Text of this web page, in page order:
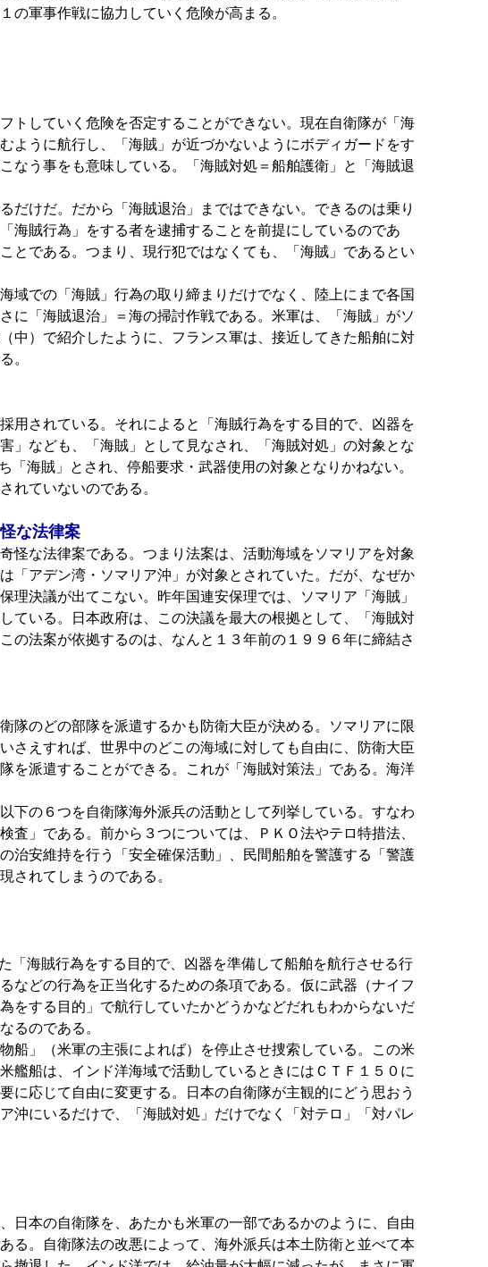
軍事作戦に協力していく危険が高まる。
していく危険を否定することができない。現在自衛隊が「海
ように航行し、「海賊」が近づかないようにボディガードをす
なう事をも意味している。「海賊対処＝船舶護衛」と「海賊退
けだ。だから「海賊退治」まではできない。できるのは乗り
海賊行為」をする者を逮捕することを前提にしているのであ
とである。つまり、現行犯ではなくても、「海賊」であるとい
での「海賊」行為の取り締まりだけでなく、陸上にまで各国
に「海賊退治」＝海の掃討作戦である。米軍は、「海賊」がソ
中）で紹介したように、フランス軍は、接近してきた船舶に対
。
されている。それによると「海賊行為をする目的で、凶器を
」なども、「海賊」として見なされ、「海賊対処」の対象とな
海賊」とされ、停船要求・武器使用の対象となりかねない。
れていないのである。
な法律案
な法律案である。つまり法案は、活動海域をソマリアを対象
「アデン湾・ソマリア沖」が対象とされていた。だが、なぜか
決議が出てこない。昨年国連安保理では、ソマリア「海賊」
ている。日本政府は、この決議を最大の根拠として、「海賊対
の法案が依拠するのは、なんと１３年前の１９９６年に締結さ
のどの部隊を派遣するかも防衛大臣が決める。ソマリアに限
さえすれば、世界中のどこの海域に対しても自由に、防衛大臣
を派遣することができる。これが「海賊対策法」である。海洋
の６つを自衛隊海外派兵の活動として列挙している。すなわ
」である。前から３つについては、ＰＫＯ法やテロ特措法、
治安維持を行う「安全確保活動」、民間船舶を警護する「警護
されてしまうのである。
海賊行為をする目的で、凶器を準備して船舶を航行させる行
などの行為を正当化するための条項である。仮に武器（ナイフ
をする目的」で航行していたかどうかなどだれもわからないだ
なるのである。
」（米軍の主張によれば）を停止させ捜索している。この米
艦船は、インド洋海域で活動しているときにはＣＴＦ１５０に
応じて自由に変更する。日本の自衛隊が主観的にどう思おう
沖にいるだけで、「海賊対処」だけでなく「対テロ」「対パレ
本の自衛隊を、あたかも米軍の一部であるかのように、自由
る。自衛隊法の改悪によって、海外派兵は本土防衛と並べて本